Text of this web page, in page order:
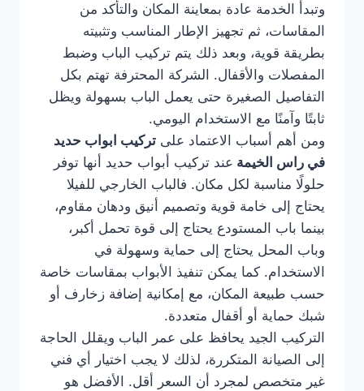
وتبدأ الخدمة عادة بمعاينة المكان والتأكد من
المقاسات، ثم تجهيز الإطار المناسب وتثبيته
بطريقة قوية، وبعد ذلك يتم تركيب الباب وضبط
المفصلات والأقفال. الشركة المحترفة تهتم بكل
التفاصيل الصغيرة حتى يعمل الباب بسهولة ويظل
ثابتًا وآمنًا مع الاستخدام اليومي.
ومن أهم أسباب الاعتماد على تركيب ابواب حديد
في راس الخيمة عند تركيب أبواب حديد أنها توفر
حلولًا مناسبة لكل مكان. فالباب الخارجي للفيلا
يحتاج إلى خامة قوية وتصميم أنيق ودهان مقاوم،
بينما باب المستودع يحتاج إلى قوة تحمل أكبر،
وباب المحل يحتاج إلى حماية وسهولة في
الاستخدام. كما يمكن تنفيذ الأبواب بمقاسات خاصة
حسب طبيعة المكان، مع إمكانية إضافة زخارف أو
شبك حماية أو أقفال متعددة.
التركيب الجيد يحافظ على عمر الباب ويقلل الحاجة
إلى الصيانة المتكررة، لذلك لا يجب اختيار أي فني
غير متخصص لمجرد أن السعر أقل. الأفضل هو